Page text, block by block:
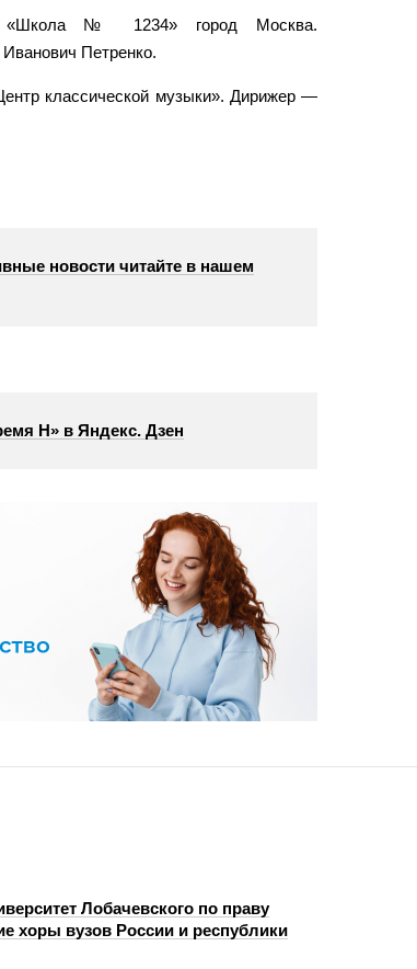
«Школа № 1234» город Москва.
Петренко.
классической музыки». Дирижер —
новости читайте в нашем
Н» в Яндекс. Дзен
Лобачевского по праву
хоры вузов России и республики